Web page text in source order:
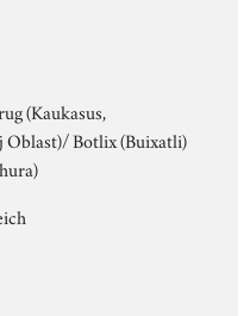
(Kaukasus,
Oblast)/ Botlix (Buixatli)